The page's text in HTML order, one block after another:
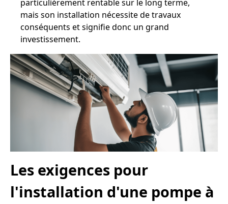
particulièrement rentable sur le long terme,
mais son installation nécessite de travaux
conséquents et signifie donc un grand
investissement.
Les exigences pour
l'installation d'une pompe à